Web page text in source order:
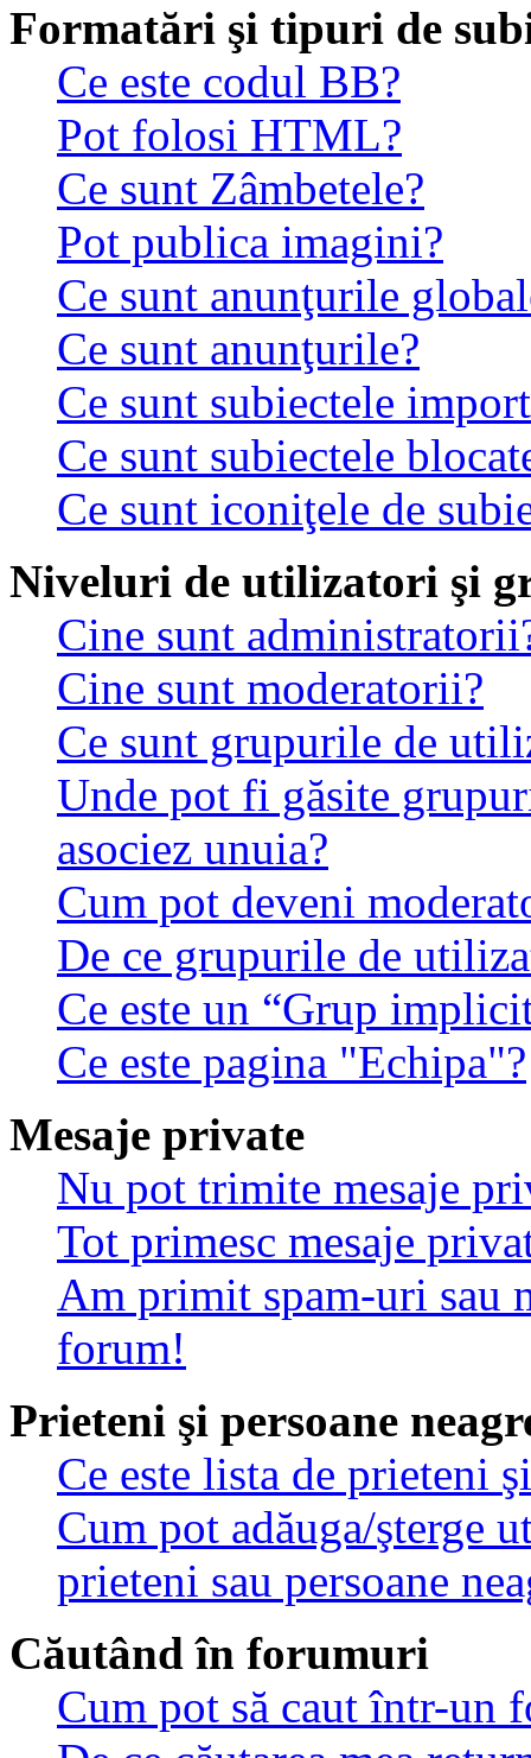
Formatări şi tipuri de
Ce este codul BB?
Pot folosi HTML?
Ce sunt Zâmbetele?
Pot publica imagini?
Ce sunt anunţurile
Ce sunt anunţurile?
Ce sunt subiectele
Ce sunt subiectele
Ce sunt iconiţele de
Niveluri de utilizatori şi
Cine sunt
Cine sunt moderatorii?
Ce sunt grupurile de
Unde pot fi găsite
asociez unuia?
Cum pot deveni
De ce grupurile de
Ce este un “Grup
Ce este pagina "Echipa"?
Mesaje private
Nu pot trimite mesaje
Tot primesc mesaje
Am primit spam-uri sau
forum!
Prieteni şi persoane
Ce este lista de prieteni
Cum pot adăuga/şterge
prieteni sau persoane
Căutând în forumuri
Cum pot să caut într-un